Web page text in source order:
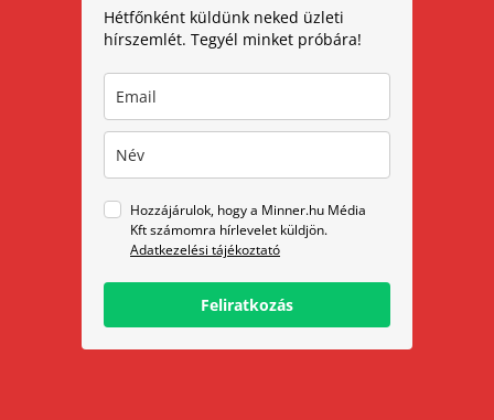
Hétfőnként küldünk neked üzleti
hírszemlét. Tegyél minket próbára!
Hozzájárulok, hogy a Minner.hu Média
Kft számomra hírlevelet küldjön.
Adatkezelési tájékoztató
Feliratkozás